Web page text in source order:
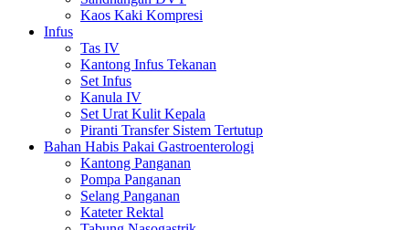
Kaos Kaki Kompresi
Infus
Tas IV
Kantong Infus Tekanan
Set Infus
Kanula IV
Set Urat Kulit Kepala
Piranti Transfer Sistem Tertutup
Bahan Habis Pakai Gastroenterologi
Kantong Panganan
Pompa Panganan
Selang Panganan
Kateter Rektal